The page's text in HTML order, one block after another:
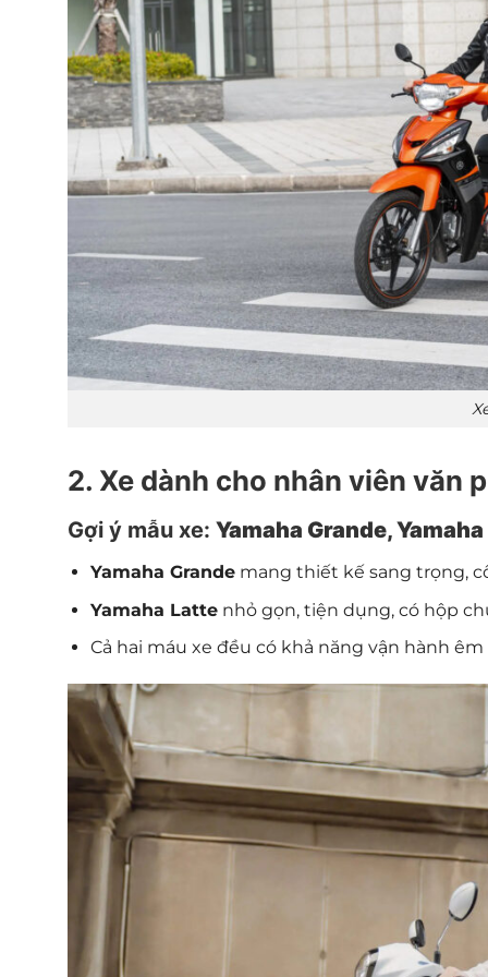
2. Xe dành cho nhân viên văn
Gợi ý mẫu xe: Yamaha Grande,
Yamaha Grandemang thiết kế sang trọng,
Yamaha Lattenhỏ gọn, tiện dụng, có hộp
Cả hai máu xe đều có khả năng vận hành